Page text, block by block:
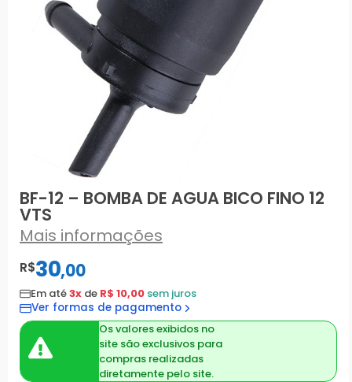
BF-12 – BOMBA DE AGUA BICO FINO 12
VTS
Mais informações
R$30,00
Em até3x de R$ 10,00 sem juros
Ver formas de pagamento
Os valores exibidos no
site são exclusivos para
compras realizadas
diretamente pelo site.